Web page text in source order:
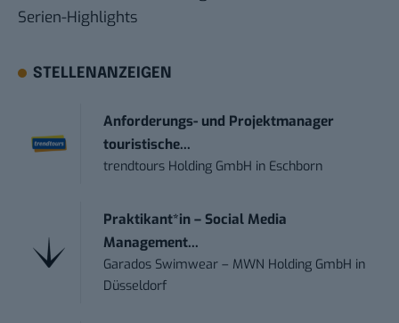
Serien-Highlights
STELLENANZEIGEN
Anforderungs- und Projektmanager
touristische...
trendtours Holding GmbH in Eschborn
Praktikant*in – Social Media
Management...
Garados Swimwear – MWN Holding GmbH in
Düsseldorf